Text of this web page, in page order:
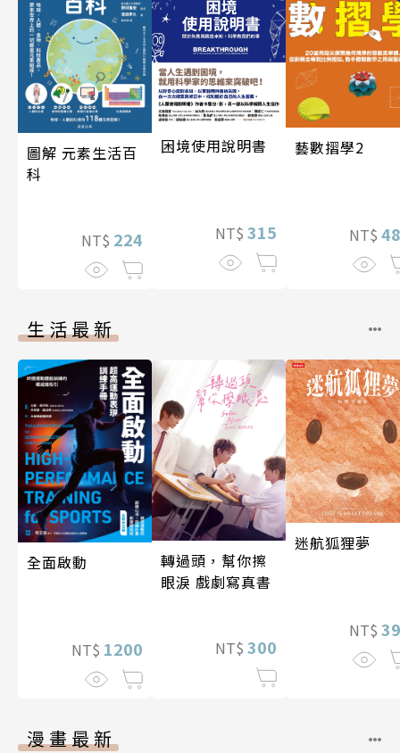
圖解 元素生活百
科
NT$ 224
困境使用說明書
NT$ 315
藝數摺學2
NT$
生活最新
全面啟動
NT$ 1200
轉過頭，幫你擦
眼淚 戲劇寫真書
NT$ 300
迷航狐狸夢
NT$
漫畫最新